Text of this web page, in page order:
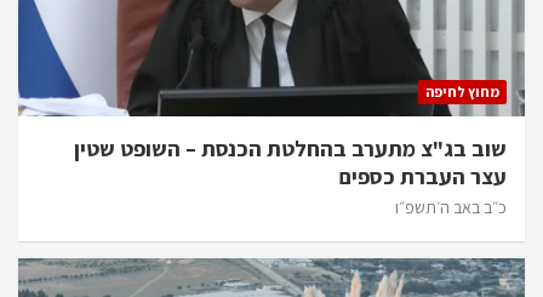
מחוץ לחיפה
שוב בג"צ מתערב בהחלטת הכנסת – השופט שטין
עצר העברת כספים
כ״ב באב ה׳תשפ״ו